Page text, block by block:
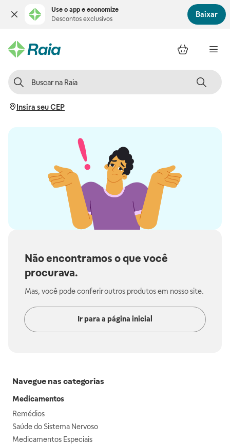
Use o app e economize
Descontos exclusivos
Baixar
Insira seu CEP
Não encontramos o que você
procurava.
Mas, você pode conferir outros produtos em nosso site.
Ir para a página inicial
Navegue nas categorias
Medicamentos
Remédios
Saúde do Sistema Nervoso
Medicamentos Especiais